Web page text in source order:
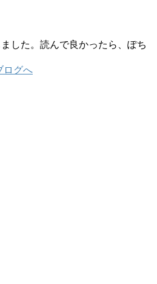
した。読んで良かったら、ぽち